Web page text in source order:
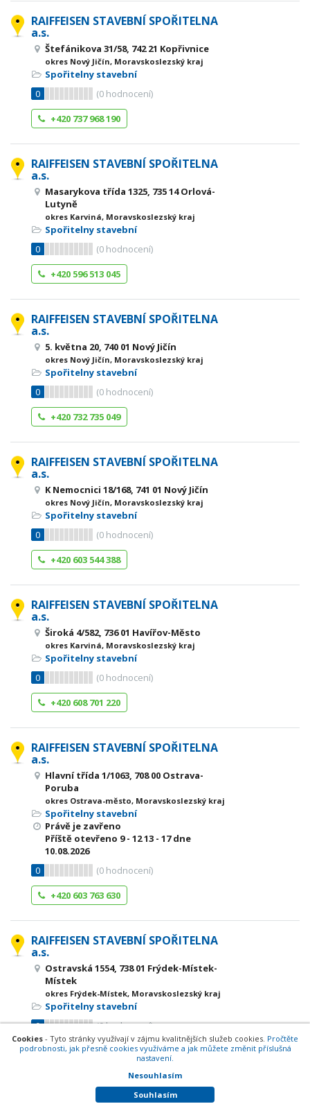
RAIFFEISEN STAVEBNÍ SPOŘITELNA
a.s.
Štefánikova 31/58, 742 21 Kopřivnice
okres Nový Jičín, Moravskoslezský kraj
Spořitelny stavební
0
(0 hodnocení)
+420 737 968 190
RAIFFEISEN STAVEBNÍ SPOŘITELNA
a.s.
Masarykova třída 1325, 735 14 Orlová-
Lutyně
okres Karviná, Moravskoslezský kraj
Spořitelny stavební
0
(0 hodnocení)
+420 596 513 045
RAIFFEISEN STAVEBNÍ SPOŘITELNA
a.s.
5. května 20, 740 01 Nový Jičín
okres Nový Jičín, Moravskoslezský kraj
Spořitelny stavební
0
(0 hodnocení)
+420 732 735 049
RAIFFEISEN STAVEBNÍ SPOŘITELNA
a.s.
K Nemocnici 18/168, 741 01 Nový Jičín
okres Nový Jičín, Moravskoslezský kraj
Spořitelny stavební
0
(0 hodnocení)
+420 603 544 388
RAIFFEISEN STAVEBNÍ SPOŘITELNA
a.s.
Široká 4/582, 736 01 Havířov-Město
okres Karviná, Moravskoslezský kraj
Spořitelny stavební
0
(0 hodnocení)
+420 608 701 220
RAIFFEISEN STAVEBNÍ SPOŘITELNA
a.s.
Hlavní třída 1/1063, 708 00 Ostrava-
Poruba
okres Ostrava-město, Moravskoslezský kraj
Spořitelny stavební
Právě je zavřeno
Příště otevřeno 9 - 1213 - 17dne
10.08.2026
0
(0 hodnocení)
+420 603 763 630
RAIFFEISEN STAVEBNÍ SPOŘITELNA
a.s.
Ostravská 1554, 738 01 Frýdek-Místek-
Místek
okres Frýdek-Místek, Moravskoslezský kraj
Spořitelny stavební
0
(0hodnocení)
+420 558 621 497
RAIFFEISEN STAVEBNÍ SPOŘITELNA
Cookies - Tyto stránky využívají v zájmu kvalitnějších služeb cookies. Pročtěte
podrobnosti, jak přesně cookies využíváme a jak můžete změnit příslušná
nastavení.
Nesouhlasím
Souhlasím